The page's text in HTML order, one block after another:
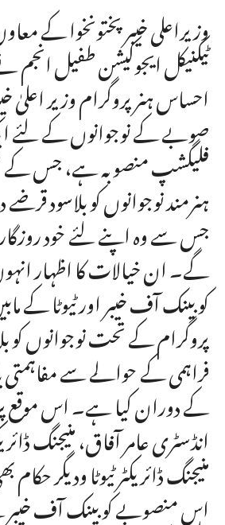
وزیراعلی خیبرپختونخوا کے
ٹیکنیکل ایجوکیشن طفیل انجم
احساس ہنر پروگرام وزیر اعلیٰ
صوبے کے نوجوانوں کے لئے
فلیگشپ منصوبہ ہے، جس
ہنرمند نوجوانوں کو بلاسود
جس سے وہ اپنے لئے خود
گے۔ ان خیالات کا اظہار
کو بینک آف خیبر اور ٹیوٹا کے
پروگرام کے تحت نوجوانوں کو
فراہمی کے حوالے سے
کے دوران کیا ہے۔ اس موقع
انڈسٹری عامر آفاق، منیجنگ
منیجنگ ڈائریکٹر ٹیوٹا ودیگر
اس منصوبے کو بینک آف خیبر